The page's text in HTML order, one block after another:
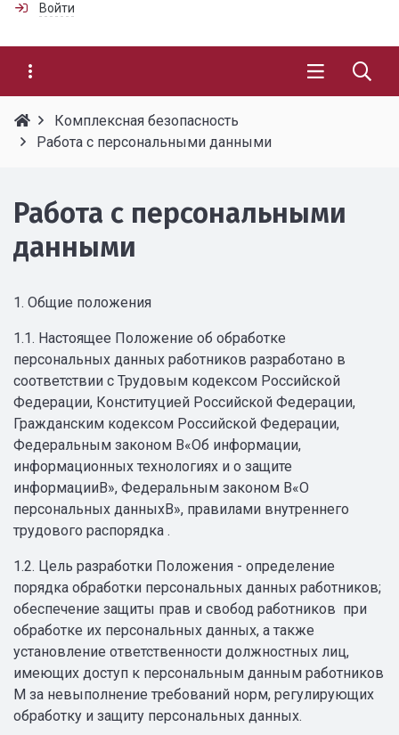
Войти
Комплексная безопасность
Работа с персональными данными
Работа с персональными
данными
1. Общие положения
1.1. Настоящее Положение об обработке
персональных данных работников разработано в
соответствии с Трудовым кодексом Российской
Федерации, Конституцией Российской Федерации,
Гражданским кодексом Российской Федерации,
Федеральным законом В«Об информации,
информационных технологиях и о защите
информацииВ», Федеральным законом В«О
персональных данныхВ», правилами внутреннего
трудового распорядка .
1.2. Цель разработки Положения - определение
порядка обработки персональных данных работников;
обеспечение защиты прав и свобод работников при
обработке их персональных данных, а также
установление ответственности должностных лиц,
имеющих доступ к персональным данным работников
М за невыполнение требований норм, регулирующих
обработку и защиту персональных данных.